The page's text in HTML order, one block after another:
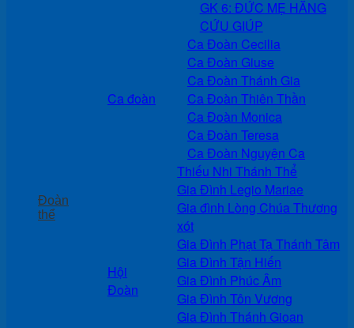
Đoàn
thể
GK 6: ĐỨC MẸ HẰNG
CỨU GIÚP
Ca đoàn
Ca Đoàn Cecilia
Ca Đoàn Giuse
Ca Đoàn Thánh Gia
Ca Đoàn Thiên Thần
Ca Đoàn Monica
Ca Đoàn Teresa
Ca Đoàn Nguyện Ca
Hội
Đoàn
Thiếu Nhi Thánh Thể
Gia Đình Legio Mariae
Gia đình Lòng Chúa Thương
xót
Gia Đình Phạt Tạ Thánh Tâm
Gia Đình Tận Hiến
Gia Đình Phúc Âm
Gia Đình Tôn Vương
Gia Đình Thánh Gioan